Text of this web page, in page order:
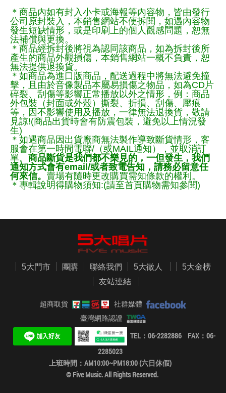
＊商品內如有封入小卡或海報等內容物，皆由發行
公司原封裝入，本銷售網站不便拆閱，如遇內容物
發生短缺情形，或是印刷上的個人觀感問題，恕無
法補償與更換。
＊商品經拆封後將視為認同該商品，如為拆封後所
產生的商品外觀損傷，本銷售網站一概不負責，恕
無法提供退換貨。
＊如商品為進口版商品，配送過程中將無法避免撞
擊，且由於音像製品本屬易損傷之物品，如為CD片
碎裂、刮傷等影響正常播放以外之情形，例：商品
外包裝（封面或外殼）撕裂、折損、刮傷、壓痕
等，因不影響使用及播放，一律無法退換貨，敬請
見諒!(商品出貨時會有防震包裝，避免以上情況發
生)
＊如遇商品因出貨廠商無法製作導致斷貨情形，客
服會在第一時間電聯/（或MAIL通知），並取消訂
單。 商品斷貨是我們都不樂見的，一但發生，我們
通知方式會有email/或者致電告知，請務必留意任
何來信。 賣場有隨時更改購買需知條款的權利。
＊專輯說明得購物須知:(請至首頁購物需知參閱)
5大門市 團購 聯絡我們 5大徵人
5大金榜
友站連結
超商取貨
社群媒體
臺灣網路認證
TEL：06-2282886 FAX：06-
2285023
上班時間：AM10:00~PM18:00 (六日休假)
© Five Music. All Rights Reserved.